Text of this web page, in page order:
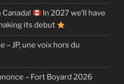
In 2027 we’ll have
its debut
– JP, une voix hors du
– Fort Boyard 2026